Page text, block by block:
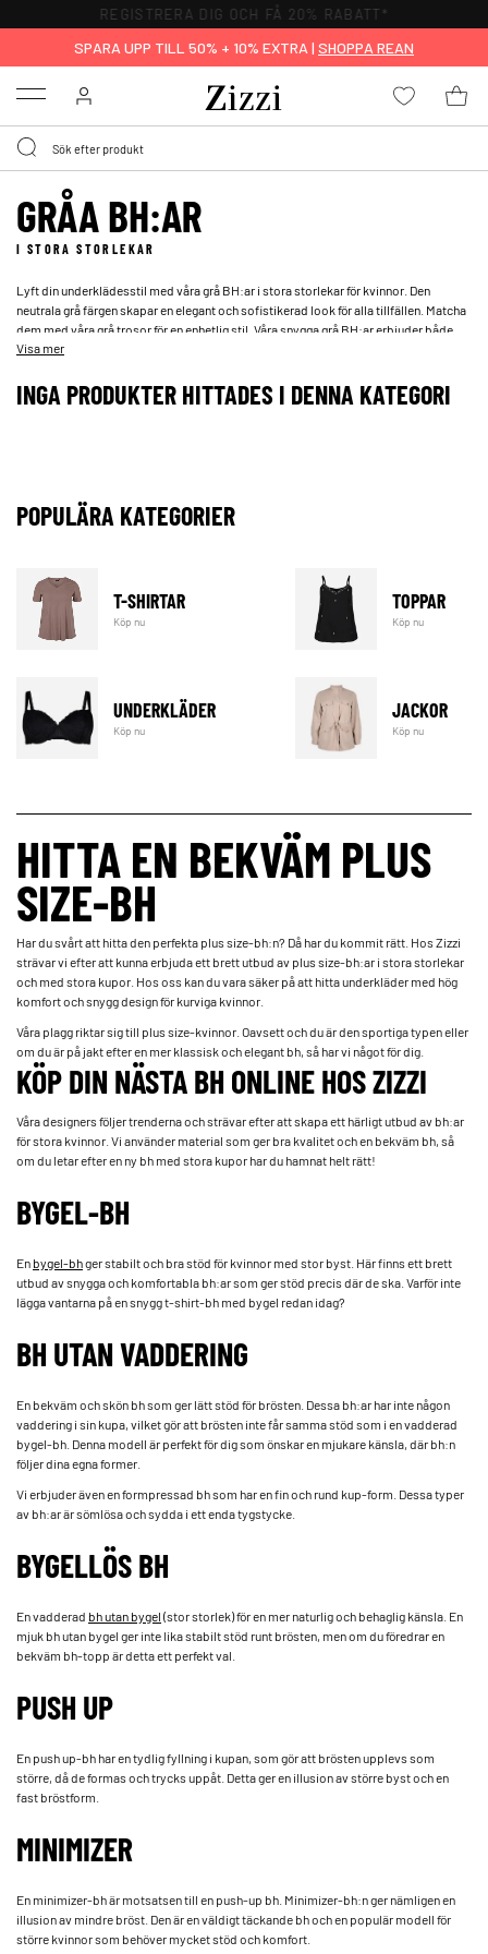
REGISTRERA DIG OCH FÅ 20% RABATT*
SPARA UPP TILL 50% + 10% EXTRA | SHOPPA REAN
Menu
GRÅA BH:AR
I STORA STORLEKAR
Lyft din underklädesstil med våra grå BH:ar i stora storlekar för kvinnor. Den
neutrala grå färgen skapar en elegant och sofistikerad look för alla tillfällen. Matcha
dem med våra grå trosor för en enhetlig stil. Våra snygga grå BH:ar erbjuder både
stil och extra stöd, vilket gör dem perfekta för en större byst.
Visa mer
INGA PRODUKTER HITTADES I DENNA KATEGORI
POPULÄRA KATEGORIER
T-SHIRTAR
Köp nu
TOPPAR
Köp nu
UNDERKLÄDER
Köp nu
JACKOR
Köp nu
HITTA EN BEKVÄM PLUS
SIZE-BH
Har du svårt att hitta den perfekta plus size-bh:n? Då har du kommit rätt. Hos Zizzi
strävar vi efter att kunna erbjuda ett brett utbud av plus size-bh:ar i stora storlekar
och med stora kupor. Hos oss kan du vara säker på att hitta underkläder med hög
komfort och snygg design för kurviga kvinnor.
Våra plagg riktar sig till plus size-kvinnor. Oavsett och du är den sportiga typen eller
om du är på jakt efter en mer klassisk och elegant bh, så har vi något för dig.
KÖP DIN NÄSTA BH ONLINE HOS ZIZZI
Våra designers följer trenderna och strävar efter att skapa ett härligt utbud av bh:ar
för stora kvinnor. Vi använder material som ger bra kvalitet och en bekväm bh, så
om du letar efter en ny bh med stora kupor har du hamnat helt rätt!
BYGEL-BH
Enbygel-bhger stabilt och bra stöd för kvinnor med stor byst. Här finns ett brett
utbud av snygga och komfortabla bh:ar som ger stöd precis där de ska. Varför inte
lägga vantarna på en snygg t-shirt-bh med bygel redan idag?
BH UTAN VADDERING
En bekväm och skön bh som ger lätt stöd för brösten. Dessa bh:ar har inte någon
vaddering i sin kupa, vilket gör att brösten inte får samma stöd som i en vadderad
bygel-bh. Denna modell är perfekt för dig som önskar en mjukare känsla, där bh:n
följer dina egna former.
Vi erbjuder även en formpressad bh som har en fin och rund kup-form. Dessa typer
av bh:ar är sömlösa och sydda i ett enda tygstycke.
BYGELLÖS BH
En vadderad bh utan bygel(stor storlek) för en mer naturlig och behaglig känsla. En
mjuk bh utan bygel ger inte lika stabilt stöd runt brösten, men om du föredrar en
bekväm bh-topp är detta ett perfekt val.
PUSH UP
En push up-bh har en tydlig fyllning i kupan, som gör att brösten upplevs som
större, då de formas och trycks uppåt. Detta ger en illusion av större byst och en
fast bröstform.
MINIMIZER
En minimizer-bh är motsatsen till en push-up bh. Minimizer-bh:n ger nämligen en
illusion av mindre bröst. Den är en väldigt täckande bh och en populär modell för
större kvinnor som behöver mycket stöd och komfort.